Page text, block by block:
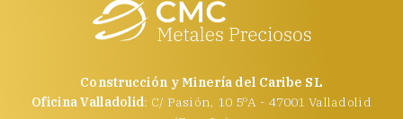
Construcción y Minería del Caribe SL
Oficina Valladolid: C/ Pasión, 10 5ºA - 47001 Valladolid